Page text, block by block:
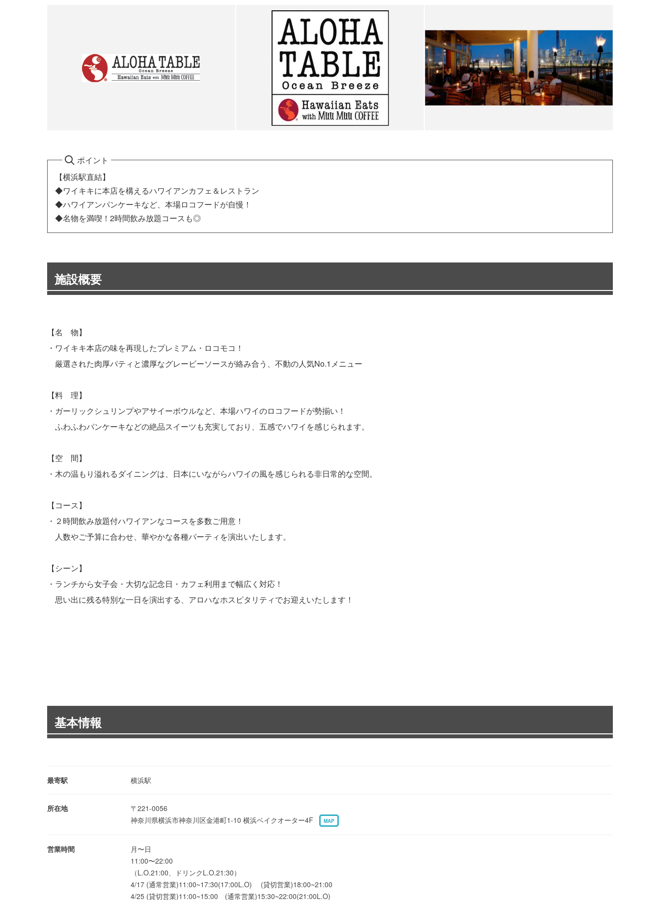
ポイント
【横浜駅直結】
◆ワイキキに本店を構えるハワイアンカフェ＆レストラン
◆ハワイアンパンケーキなど、本場ロコフードが自慢！
◆名物を満喫！2時間飲み放題コースも◎
施設概要
【名 物】
・ワイキキ本店の味を再現したプレミアム・ロコモコ！
厳選された肉厚パティと濃厚なグレービーソースが絡み合う、不動の人気No.1メニュー
【料 理】
・ガーリックシュリンプやアサイーボウルなど、本場ハワイのロコフードが勢揃い！
ふわふわパンケーキなどの絶品スイーツも充実しており、五感でハワイを感じられます。
【空 間】
・木の温もり溢れるダイニングは、日本にいながらハワイの風を感じられる非日常的な空間。
【コース】
・２時間飲み放題付ハワイアンなコースを多数ご用意！
人数やご予算に合わせ、華やかな各種パーティを演出いたします。
【シーン】
・ランチから女子会・大切な記念日・カフェ利用まで幅広く対応！
思い出に残る特別な一日を演出する、アロハなホスピタリティでお迎えいたします！
基本情報
最寄駅 横浜駅
所在地
〒221-0056
神奈川県横浜市神奈川区金港町1-10 横浜ベイクオーター4F
MAP
営業時間
月〜日
11:00〜22:00
（L.O.21:00、ドリンクL.O.21:30）
4/17 (通常営業)11:00~17:30(17:00L.O) (貸切営業)18:00~21:00
4/25 (貸切営業)11:00~15:00 (通常営業)15:30~22:00(21:00L.O)